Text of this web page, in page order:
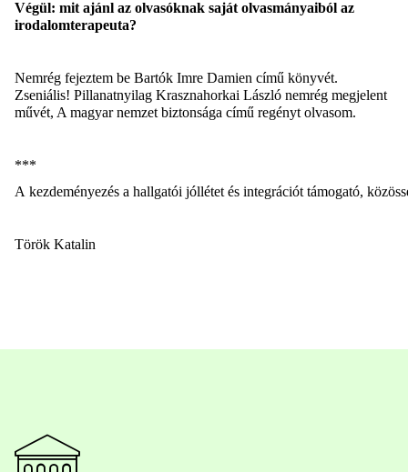
Végül: mit ajánl az olvasóknak saját olvasmányaiból az
irodalomterapeuta?
Nemrég fejeztem be Bartók Imre Damien című könyvét.
Zseniális! Pillanatnyilag Krasznahorkai László nemrég megjelent
művét, A magyar nemzet biztonsága című regényt olvasom.
***
A kezdeményezés a hallgatói jóllétet és integrációt támogató,
Török Katalin